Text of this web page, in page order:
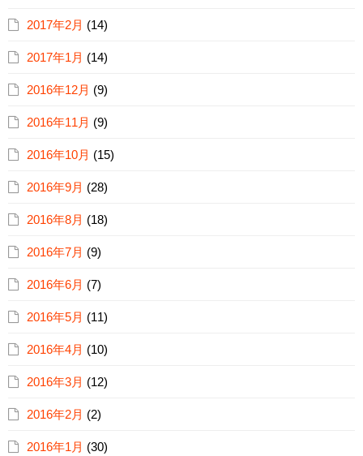
2017年2月 (14)
2017年1月 (14)
2016年12月 (9)
2016年11月 (9)
2016年10月 (15)
2016年9月 (28)
2016年8月 (18)
2016年7月 (9)
2016年6月 (7)
2016年5月 (11)
2016年4月 (10)
2016年3月 (12)
2016年2月 (2)
2016年1月 (30)